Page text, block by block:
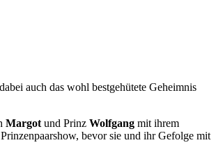
auch das wohl bestgehütete Geheimnis
Margot und Prinz Wolfgang mit ihrem
bevor sie und ihr Gefolge mit